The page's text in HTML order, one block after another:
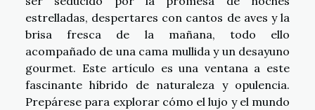
estrelladas, despertares con cantos de aves y la
brisa fresca de la mañana, todo ello
acompañado de una cama mullida y un desayuno
gourmet. Este artículo es una ventana a este
fascinante híbrido de naturaleza y opulencia.
Prepárese para explorar cómo el lujo y el mundo